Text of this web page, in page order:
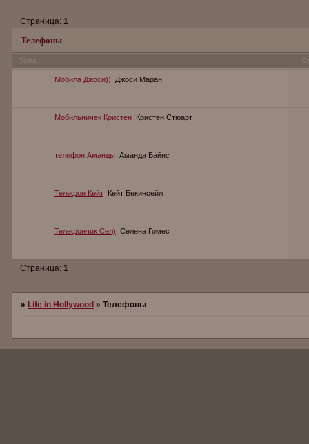
Телефоны
Страница: 1
Тема
Мобила Джоси)) Джоси Маран
Мобильничек Кристен Кристен Стюарт
телефон Аманды Аманда Байнс
Телефон Кейт Кейт Бекинсейл
Телефончик Сел) Селена Гомес
Страница:1
» Life in Hollywood »Телефоны